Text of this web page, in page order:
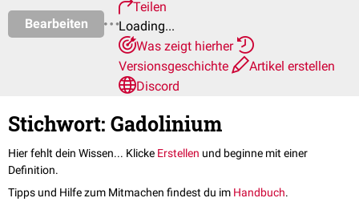
Bearbeiten
Teilen
Loading...
Was zeigt hierher
Versionsgeschichte
Artikel erstellen
Discord
Stichwort: Gadolinium
Hier fehlt dein Wissen... Klicke Erstellen und beginne mit einer
Definition.
Tipps und Hilfe zum Mitmachen findest du im Handbuch.